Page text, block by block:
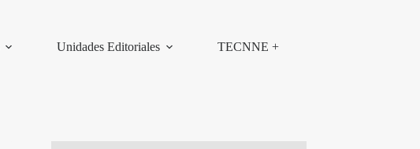
Unidades Editoriales TECNNE +